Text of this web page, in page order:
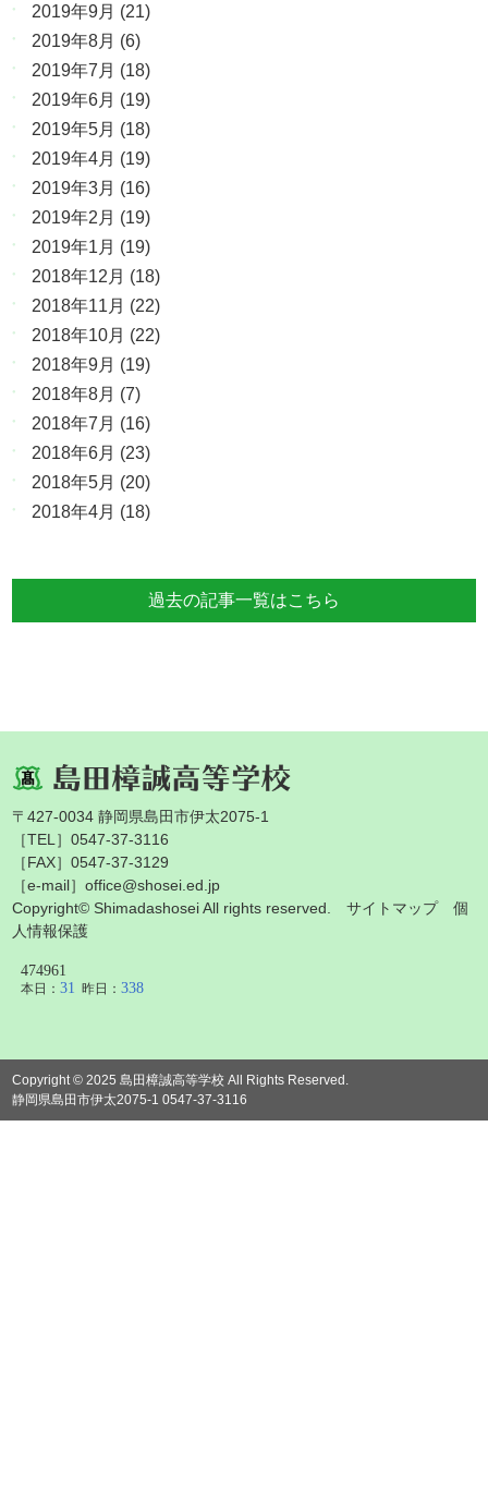
2019年9月 (21)
2019年8月 (6)
2019年7月 (18)
2019年6月 (19)
2019年5月 (18)
2019年4月 (19)
2019年3月 (16)
2019年2月 (19)
2019年1月 (19)
2018年12月 (18)
2018年11月 (22)
2018年10月 (22)
2018年9月 (19)
2018年8月 (7)
2018年7月 (16)
2018年6月 (23)
2018年5月 (20)
2018年4月 (18)
過去の記事一覧はこちら
〒427-0034 静岡県島田市伊太2075-1
［TEL］0547-37-3116
［FAX］0547-37-3129
［e-mail］office@shosei.ed.jp
Copyright© Shimadashosei All rights reserved.サイトマップ
個
人情報保護
Copyright © 2025 島田樟誠高等学校 All Rights Reserved.
静岡県島田市伊太2075-1 0547-37-3116